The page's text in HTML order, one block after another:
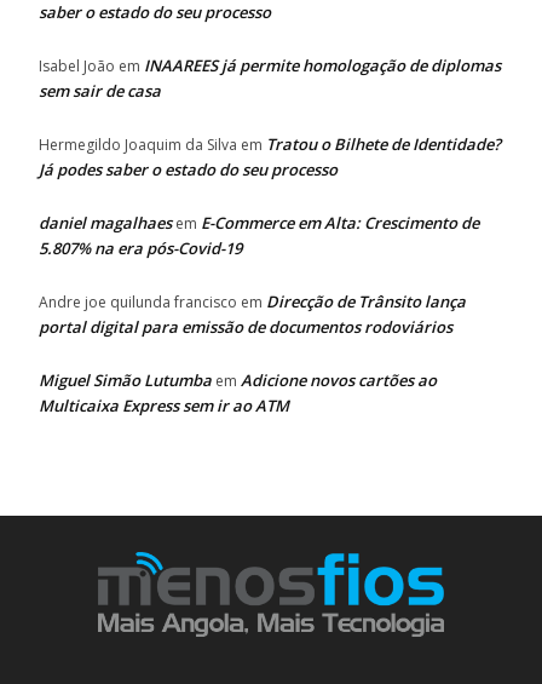
saber o estado do seu processo
Isabel João em INAAREES já permite homologação de diplomas
sem sair de casa
Hermegildo Joaquim da Silva em Tratou o Bilhete de Identidade?
Já podes saber o estado do seu processo
daniel magalhaesem E-Commerce em Alta: Crescimento de
5.807% na era pós-Covid-19
Andre joe quilunda francisco em Direcção de Trânsito lança
portal digital para emissão de documentos rodoviários
Miguel Simão Lutumba em Adicione novos cartões ao
Multicaixa Express sem ir ao ATM